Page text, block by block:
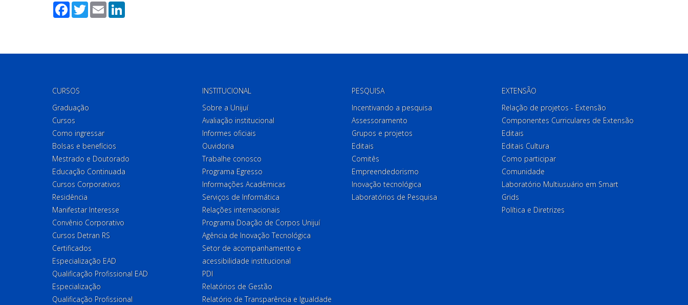
Facebook
TwitterEmail
CURSOS
Graduação
Cursos
Como ingressar
Bolsas e benefícios
Mestrado e Doutorado
Educação Continuada
Cursos Corporativos
Residência
Manifestar Interesse
Convênio Corporativo
Cursos Detran RS
Certificados
Especialização EAD
Qualificação Profissional EAD
Especialização
Qualificação Profissional
INSTITUCIONAL
Sobre a Unijuí
Avaliação institucional
Informes oficiais
Ouvidoria
Trabalhe conosco
Programa Egresso
Informações Acadêmicas
Serviços de Informática
Relações internacionais
Programa Doação de Corpos Unijuí
Agência de Inovação Tecnológica
Setor de acompanhamento e
acessibilidade institucional
PDI
Relatórios de Gestão
Relatório de Transparência e Igualdade
PESQUISA
Incentivando a pesquisa
Assessoramento
Grupos e projetos
Editais
Comitês
Empreendedorismo
Inovação tecnológica
Laboratórios de Pesquisa
EXTENSÃO
Relação de projetos - Extensão
Componentes Curriculares de Extensão
Editais
Editais Cultura
Como participar
Comunidade
Laboratório Multiusuário em Smart
Grids
Política e Diretrizes